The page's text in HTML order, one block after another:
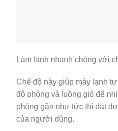
Làm lạnh nhanh chóng với
Chế độ này giúp máy lạnh
độ phòng và luồng gió để
phòng gần như tức thì đạt
của người dùng.